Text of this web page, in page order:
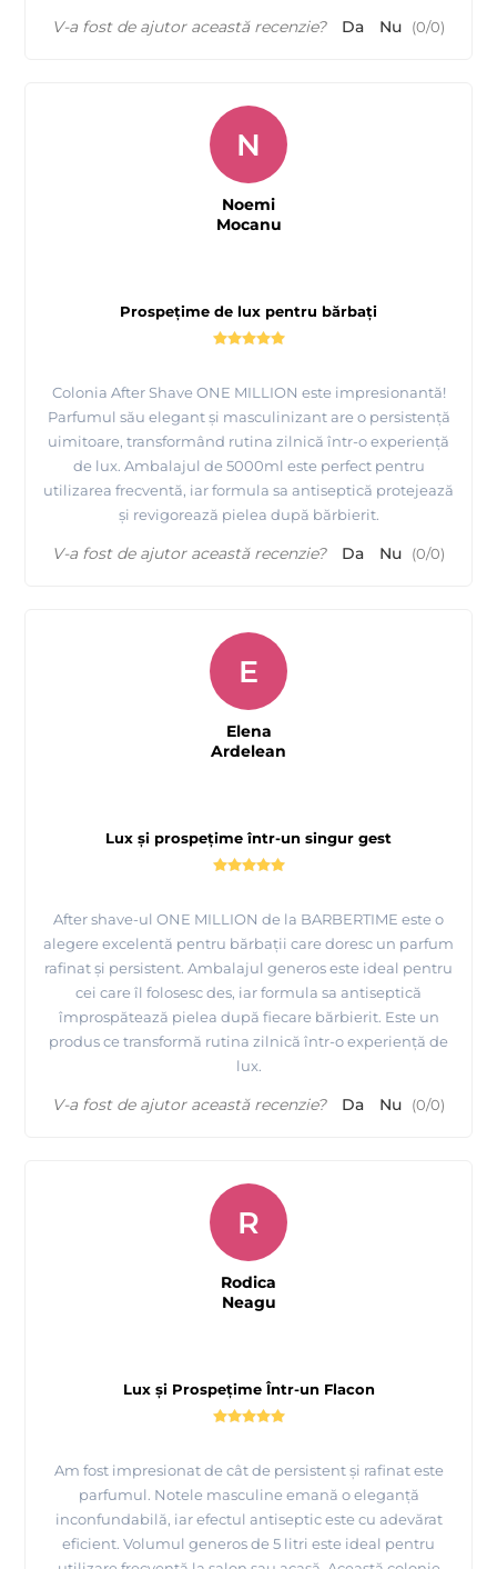
V-a fost de ajutor această recenzie? Da Nu (0/0)
Prospețime de lux pentru bărbați
Colonia After Shave ONE MILLION este impresionantă!
Parfumul său elegant și masculinizant are o persistență
uimitoare, transformând rutina zilnică într-o experiență
de lux. Ambalajul de 5000ml este perfect pentru
utilizarea frecventă, iar formula sa antiseptică protejează
și revigorează pielea după bărbierit.
N
Noemi
Mocanu
V-a fost de ajutor această recenzie? Da Nu (0/0)
Lux și prospețime într-un singur gest
After shave-ul ONE MILLION de la BARBERTIME este o
alegere excelentă pentru bărbații care doresc un parfum
rafinat și persistent. Ambalajul generos este ideal pentru
cei care îl folosesc des, iar formula sa antiseptică
împrospătează pielea după fiecare bărbierit. Este un
produs ce transformă rutina zilnică într-o experiență de
lux.
E
Elena
Ardelean
V-a fost de ajutor această recenzie? Da Nu (0/0)
Lux și Prospețime Într-un Flacon
Am fost impresionat de cât de persistent și rafinat este
parfumul. Notele masculine emană o eleganță
inconfundabilă, iar efectul antiseptic este cu adevărat
eficient. Volumul generos de 5 litri este ideal pentru
R
Rodica
Neagu